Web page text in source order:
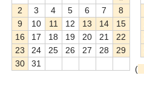
2
3 4 5 6 7
8
9
10 11 12 13 14
15
16
17 18 19 20 21
22
23
24 25 26 27 28
29
30
31
(